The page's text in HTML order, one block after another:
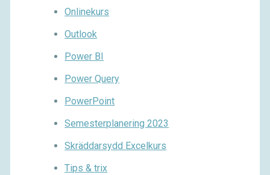
Onlinekurs
Outlook
Power BI
Power Query
PowerPoint
Semesterplanering 2023
Skräddarsydd Excelkurs
Tips & trix